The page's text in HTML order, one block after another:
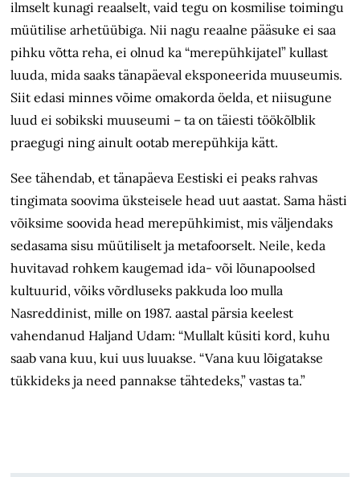
ilmselt kunagi reaalselt, vaid tegu on kosmilise toimingu
müütilise arhetüübiga. Nii nagu reaalne pääsuke ei saa
pihku võtta reha, ei olnud ka “merepühkijatel” kullast
luuda, mida saaks tänapäeval eksponeerida muuseumis.
Siit edasi minnes võime omakorda öelda, et niisugune
luud ei sobikski muuseumi – ta on täiesti töökõlblik
praegugi ning ainult ootab merepühkija kätt.
See tähendab, et tänapäeva Eestiski ei peaks rahvas
tingimata soovima üksteisele head uut aastat. Sama hästi
võiksime soovida head merepühkimist, mis väljendaks
sedasama sisu müütiliselt ja metafoorselt. Neile, keda
huvitavad rohkem kaugemad ida- või lõunapoolsed
kultuurid, võiks võrdluseks pakkuda loo mulla
Nasreddinist, mille on 1987. aastal pärsia keelest
vahendanud Haljand Udam: “Mullalt küsiti kord, kuhu
saab vana kuu, kui uus luuakse. “Vana kuu lõigatakse
tükkideks ja need pannakse tähtedeks,” vastas ta.”